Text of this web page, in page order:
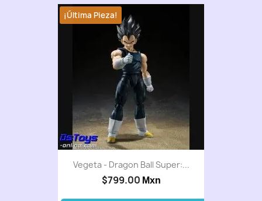
Vegeta - Dragon Ball Super:...
$799.00 Mxn
¡Última Pieza!